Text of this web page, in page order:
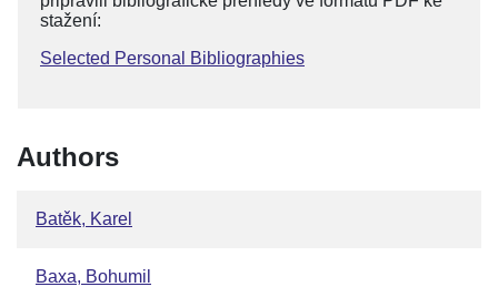
stažení:
Selected Personal Bibliographies
Authors
Batěk, Karel
Baxa, Bohumil